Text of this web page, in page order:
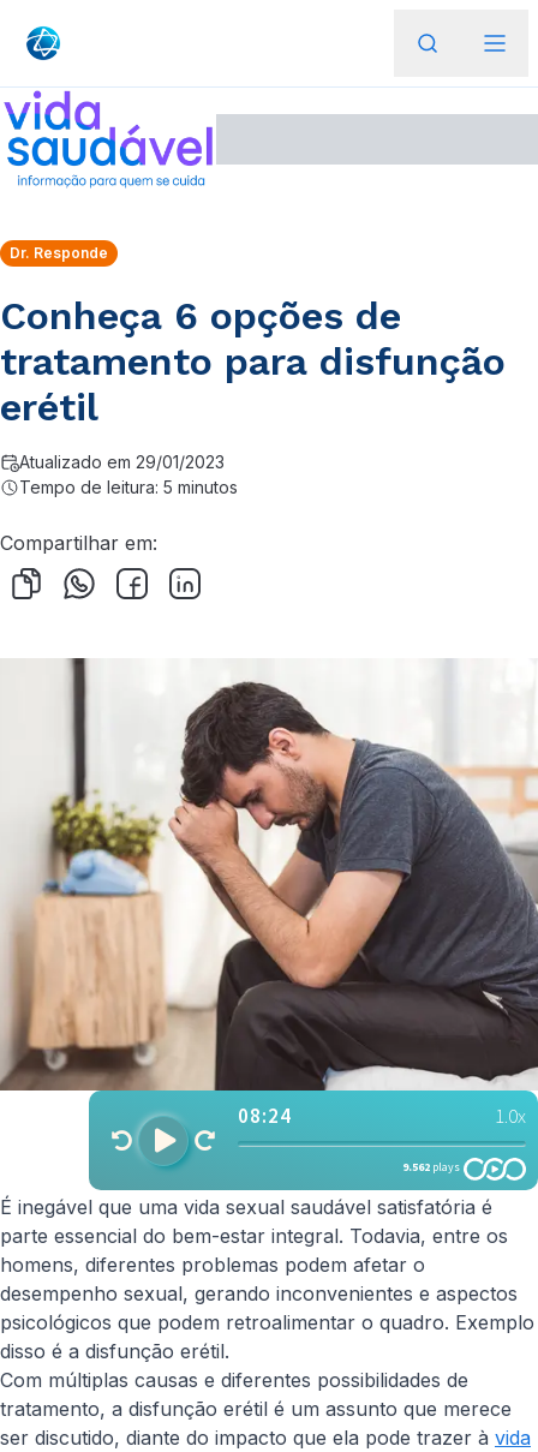
Dr. Responde
Conheça 6 opções de
tratamento para disfunção
erétil
Atualizado em 29/01/2023
Tempo de leitura: 5 minutos
Compartilhar em:
É inegável que uma vida sexual saudável satisfatória é
parte essencial do bem-estar integral. Todavia, entre os
homens, diferentes problemas podem afetar o
desempenho sexual, gerando inconvenientes e aspectos
psicológicos que podem retroalimentar o quadro. Exemplo
disso é a disfunção erétil.
Com múltiplas causas e diferentes possibilidades de
tratamento, a disfunção erétil é um assunto que merece
ser discutido, diante do impacto que ela pode trazer à vida